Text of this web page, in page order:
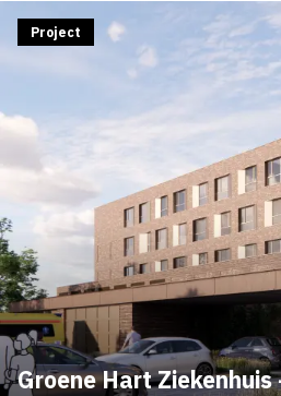
Groene Hart
Project